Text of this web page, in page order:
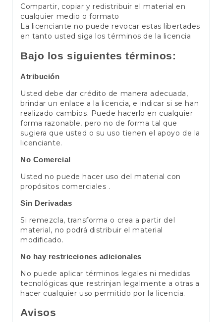
Compartir, copiar y redistribuir el material en
cualquier medio o formato
La licenciante no puede revocar estas libertades
en tanto usted siga los términos de la licencia
Bajo los siguientes términos:
Atribución
Usted debe dar crédito de manera adecuada,
brindar un enlace a la licencia, e indicar si se han
realizado cambios. Puede hacerlo en cualquier
forma razonable, pero no de forma tal que
sugiera que usted o su uso tienen el apoyo de la
licenciante.
No Comercial
Usted no puede hacer uso del material con
propósitos comerciales .
Sin Derivadas
Si remezcla, transforma o crea a partir del
material, no podrá distribuir el material
modificado.
No hay restricciones adicionales
No puede aplicar términos legales ni medidas
tecnológicas que restrinjan legalmente a otras a
hacer cualquier uso permitido por la licencia.
Avisos